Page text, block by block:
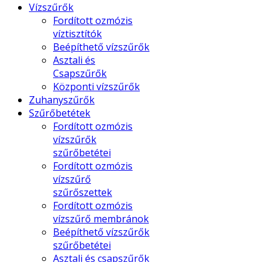
Vízszűrők
Fordított ozmózis
víztisztítók
Beépíthető vízszűrők
Asztali és
Csapszűrők
Központi vízszűrők
Zuhanyszűrők
Szűrőbetétek
Fordított ozmózis
vízszűrők
szűrőbetétei
Fordított ozmózis
vízszűrő
szűrőszettek
Fordított ozmózis
vízszűrő membránok
Beépíthető vízszűrők
szűrőbetétei
Asztali és csapszűrők